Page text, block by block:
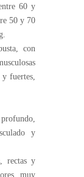
60 y
50 y 70
con
y fuertes,
y
rectas y
muy